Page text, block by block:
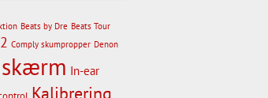
Beats by Dre Beats Tour
Comply skumpropper Denon
In-ear
Kalibrering